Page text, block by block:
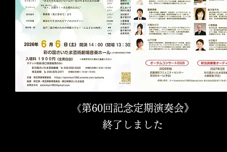
​《第60回記念定期演奏会》
終了しました